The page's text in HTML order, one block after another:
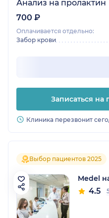
Анализ на пролактин
700 ₽
Оплачивается отдельно:
Забор крови
Записаться на
Клиника перезвонит
Выбор пациентов 2025
Medel
4.5